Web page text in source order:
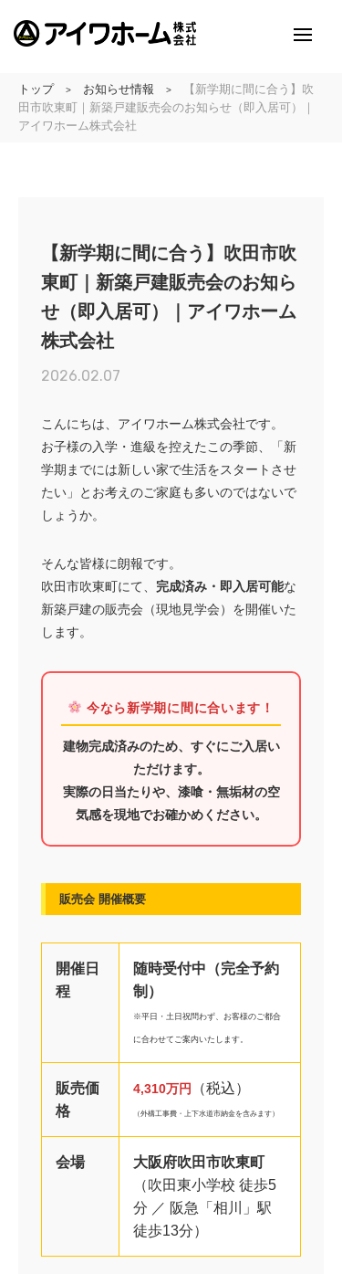
アイワホームとは
アイワホームの実例紹介
アイワホームとお客様
イベント情報
お知らせ情報
オーナーの皆様
問い合わせ
ご来店予約はこちら
オンライン面談はこちら
資料請求はこちら
トップ > お知らせ情報 >
【新学期に間に合う】吹
田市吹東町｜新築戸建販売会のお知らせ（即入居可）｜
アイワホーム株式会社
【新学期に間に合う】吹田市吹
東町｜新築戸建販売会のお知ら
せ（即入居可）｜アイワホーム
株式会社
2026.02.07
こんにちは、アイワホーム株式会社です。
お子様の入学・進級を控えたこの季節、「新
学期までには新しい家で生活をスタートさせ
たい」とお考えのご家庭も多いのではないで
しょうか。
そんな皆様に朗報です。
吹田市吹東町にて、 完成済み・即入居可能な
新築戸建の販売会（現地見学会）を開催いた
します。
今なら新学期に間に合います！
建物完成済みのため、すぐにご入居い
ただけます。
実際の日当たりや、漆喰・無垢材の空
気感を現地でお確かめください。
販売会 開催概要
開催日
程
随時受付中（完全予約
制）
※平日・土日祝問わず、お客様のご都合
に合わせてご案内いたします。
販売価
格
4,310万円 （税込）
（外構工事費・上下水道市納金を含みます）
会場
大阪府吹田市吹東町
（吹田東小学校 徒歩5
分 ／ 阪急「相川」駅
徒歩13分）